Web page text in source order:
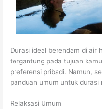
Durasi ideal berendam di air
tergantung pada tujuan
preferensi pribadi. Namun,
panduan umum untuk durasi
Relaksasi Umum